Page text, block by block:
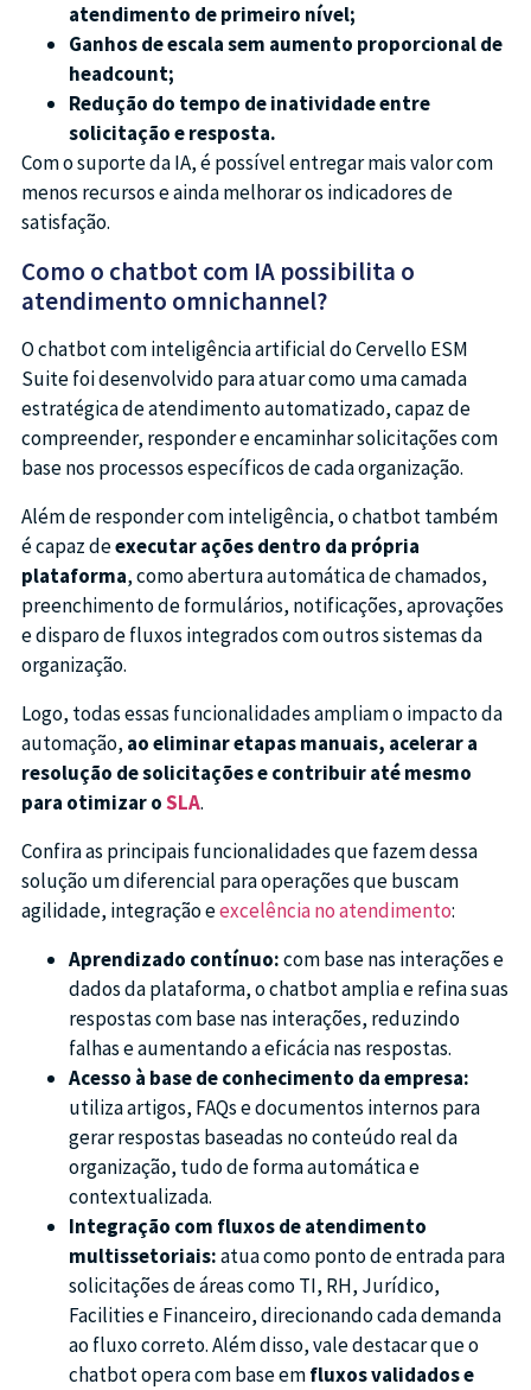
atendimento de primeiro nível;
Ganhos de escala sem aumento proporcional de
headcount;
Redução do tempo de inatividade entre
solicitação e resposta.
Com o suporte da IA, é possível entregar mais valor com
menos recursos e ainda melhorar os indicadores de
satisfação.
Como o chatbot com IA possibilita o
atendimento omnichannel?
O chatbot com inteligência artificial do Cervello ESM
Suite foi desenvolvido para atuar como uma camada
estratégica de atendimento automatizado, capaz de
compreender, responder e encaminhar solicitações com
base nos processos específicos de cada organização.
Além de responder com inteligência, o chatbot também
é capaz deexecutar ações dentro da própria
plataforma, como abertura automática de chamados,
preenchimento de formulários, notificações, aprovações
e disparo de fluxos integrados com outros sistemas da
organização.
Logo, todas essas funcionalidades ampliam o impacto da
automação, ao eliminar etapas manuais, acelerar a
resolução de solicitações e contribuir até mesmo
para otimizar oSLA.
Confira as principais funcionalidades que fazem dessa
solução um diferencial para operações que buscam
agilidade, integração eexcelência no atendimento:
Aprendizado contínuo:com base nas interações e
dados da plataforma, o chatbot amplia e refina suas
respostas com base nas interações, reduzindo
falhas e aumentando a eficácia nas respostas.
Acesso à base de conhecimento da empresa:
utiliza artigos, FAQs e documentos internos para
gerar respostas baseadas no conteúdo real da
organização, tudo de forma automática e
contextualizada.
Integração com fluxos de atendimento
multissetoriais:atua como ponto de entrada para
solicitações de áreas como TI, RH, Jurídico,
Facilities e Financeiro, direcionando cada demanda
ao fluxo correto. Além disso, vale destacar que o
chatbot opera com base emfluxos validados e